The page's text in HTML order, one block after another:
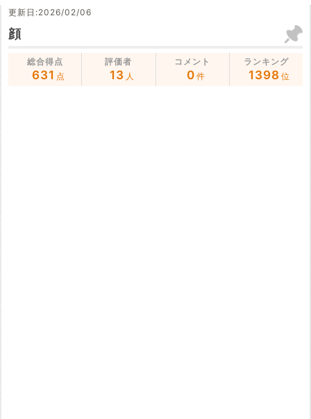
更新日:2026/02/06
顔
総合得点
631 点
評価者
13 人
コメント
0 件
ランキング
1398 位